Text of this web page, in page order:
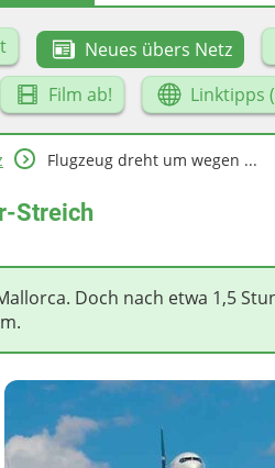
Neues übers Netz
Film ab! Linktipps
Flugzeug dreht um wegen ...
Streich
Doch nach etwa 1,5